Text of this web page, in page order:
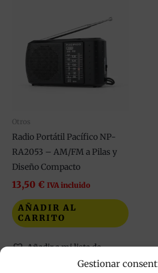
Gestionar
Otros
Radio Portátil Pacífico NP-
RA2053 – AM/FM a Pilas y
Diseño Compacto
13,50 € IVA incluido
AÑADIR AL
CARRITO
Añadir a mi lista de